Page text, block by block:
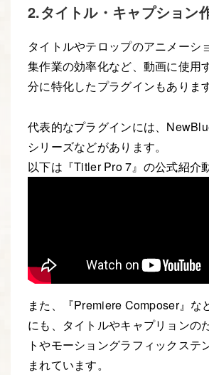
2.タイトル・キャプション
タイトルやテロップのアニメーシ
集作業の効率化など、動画に使用
分に特化したプラグインもあります
代表的なプラグインには、
シリーズなどがあります。
以下は『Titler Pro 7』の公式紹介
また、『Premiere Composer』な
にも、タイトルやキャプリョンの
トやモーショングラフィックステ
まれています。